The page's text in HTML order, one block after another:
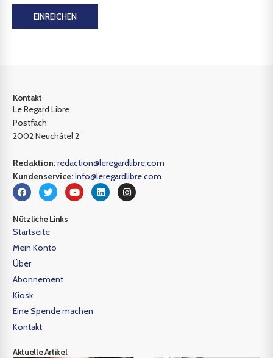
EINREICHEN
Kontakt
Le Regard Libre
Postfach
2002 Neuchâtel 2
Redaktion:redaction@leregardlibre.com
Kundenservice:info@leregardlibre.com
Nützliche Links
Startseite
Mein Konto
Über
Abonnement
Kiosk
Eine Spende machen
Kontakt
Aktuelle Artikel